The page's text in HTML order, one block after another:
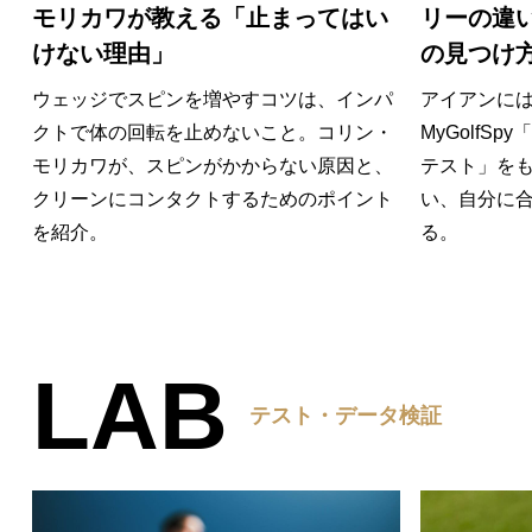
モリカワが教える「止まってはい
けない理由」
ウェッジでスピンを増やすコツは、インパ
クトで体の回転を止めないこと。コリン・
モリカワが、スピンがかからない原因と、
クリーンにコンタクトするためのポイント
を紹介。
リーの違
の見つけ
アイアンに
MyGolfSpy
テスト」を
い、自分に
る。
LAB テスト・データ検証